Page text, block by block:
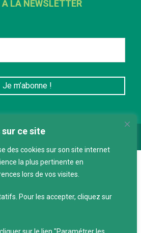
ce site
des cookies sur son site internet
la plus pertinente en
lors de vos visites.
Pour les accepter, cliquez sur
LA NEWSLETTER